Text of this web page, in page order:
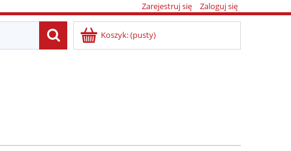
Zarejestruj się Zaloguj się
Koszyk:(pusty)